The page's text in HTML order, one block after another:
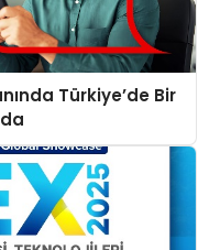
Türkiye’de Bir